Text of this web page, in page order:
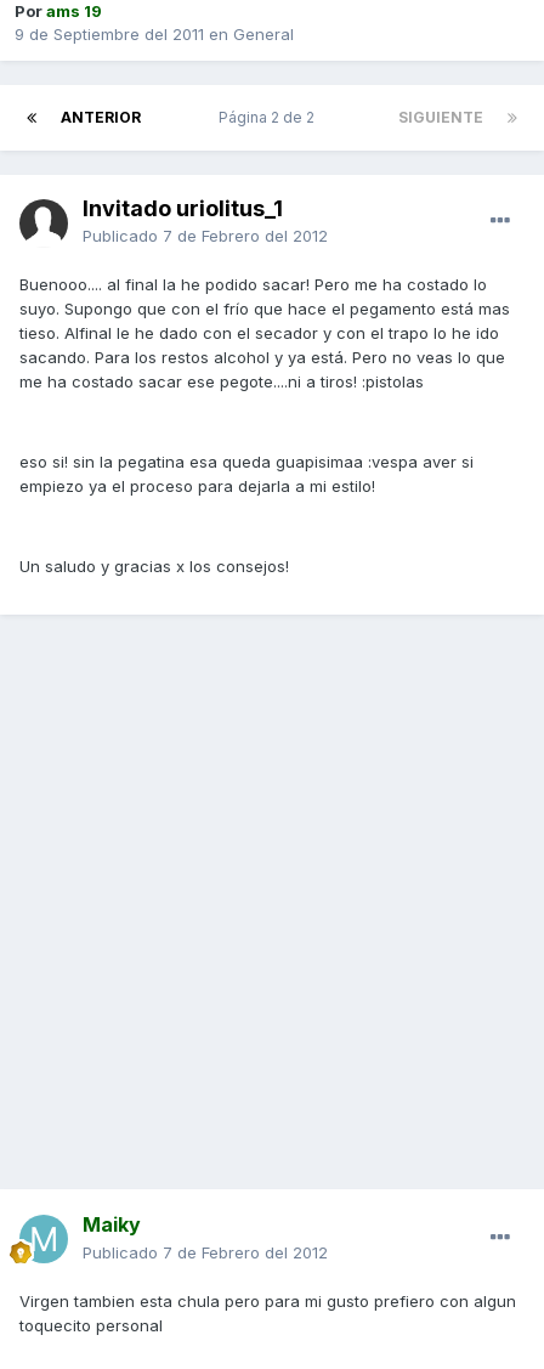
Porams 19
9 de Septiembre del 2011 en General
ANTERIOR SIGUIENTE
Página 2 de 2
Invitado uriolitus_1
Publicado 7 de Febrero del 2012
Buenooo.... al final la he podido sacar! Pero me ha costado lo
suyo. Supongo que con el frío que hace el pegamento está mas
tieso. Alfinal le he dado con el secador y con el trapo lo he ido
sacando. Para los restos alcohol y ya está. Pero no veas lo que
me ha costado sacar ese pegote....ni a tiros! :pistolas
eso si! sin la pegatina esa queda guapisimaa :vespa aver si
empiezo ya el proceso para dejarla a mi estilo!
Un saludo y gracias x los consejos!
Maiky
Publicado 7 de Febrero del 2012
Virgen tambien esta chula pero para mi gusto prefiero con algun
toquecito personal